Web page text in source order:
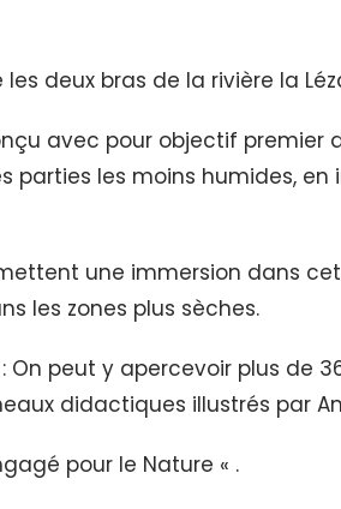
deux bras de la rivière la
avec pour objectif
les moins humides,
une immersion dans
les zones plus sèches.
peut y apercevoir plus de
didactiques illustrés par
pour le Nature « .